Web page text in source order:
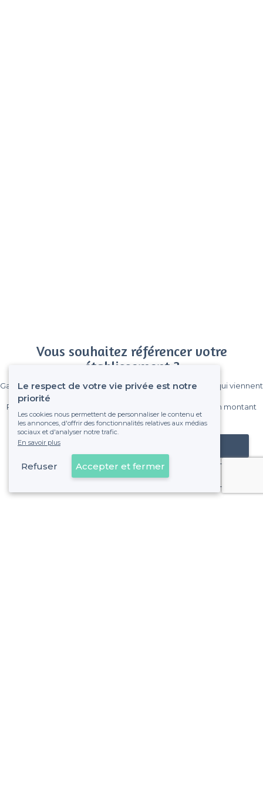
Vous souhaitez référencer votre
établissement ?
Gagnez de nombreux clients parmi le million de visiteurs qui viennent
Pas de commissions et sans engagement, vous payez un montant
fixe sans risque de voir déraper la facture.
Référencer mon établissement
Déjà client
Le respect de votre vie privée est notre
priorité
Les cookies nous permettent de personnaliser le contenu et
les annonces, d'offrir des fonctionnalités relatives aux médias
sociaux et d'analyser notre trafic.
En savoir plus
Refuser Accepter et fermer